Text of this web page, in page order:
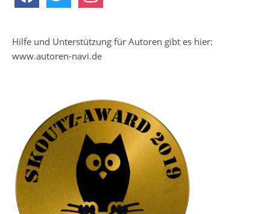
Hilfe und Unterstützung für Autoren gibt es hier:
www.autoren-navi.de